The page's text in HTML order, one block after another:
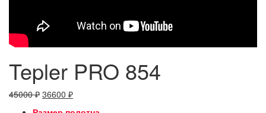
Tepler PRO 854
45000₽ Первоначальная
36600 ₽Текущая